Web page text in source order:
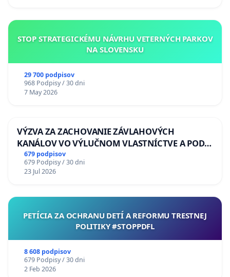
STOP STRATEGICKÉMU NÁVRHU VETERNÝCH PARKOV
NA SLOVENSKU
29 700 podpisov
968 Podpisy / 30 dni
7 May 2026
VÝZVA ZA ZACHOVANIE ZÁVLAHOVÝCH
KANÁLOV VO VÝLUČNOM VLASTNÍCTVE A POD
KONTROLOU SLOVENSKEJ REPUBLIKY & žiadosť
na riešenie zanedbaného stavu závlahových a
odvodňovacích kanálov na Slovensku
679 podpisov
679 Podpisy / 30 dni
23 Jul 2026
PETÍCIA ZA OCHRANU DETÍ A REFORMU TRESTNEJ
POLITIKY #STOPPDFL
8 608 podpisov
679 Podpisy / 30 dni
2 Feb 2026